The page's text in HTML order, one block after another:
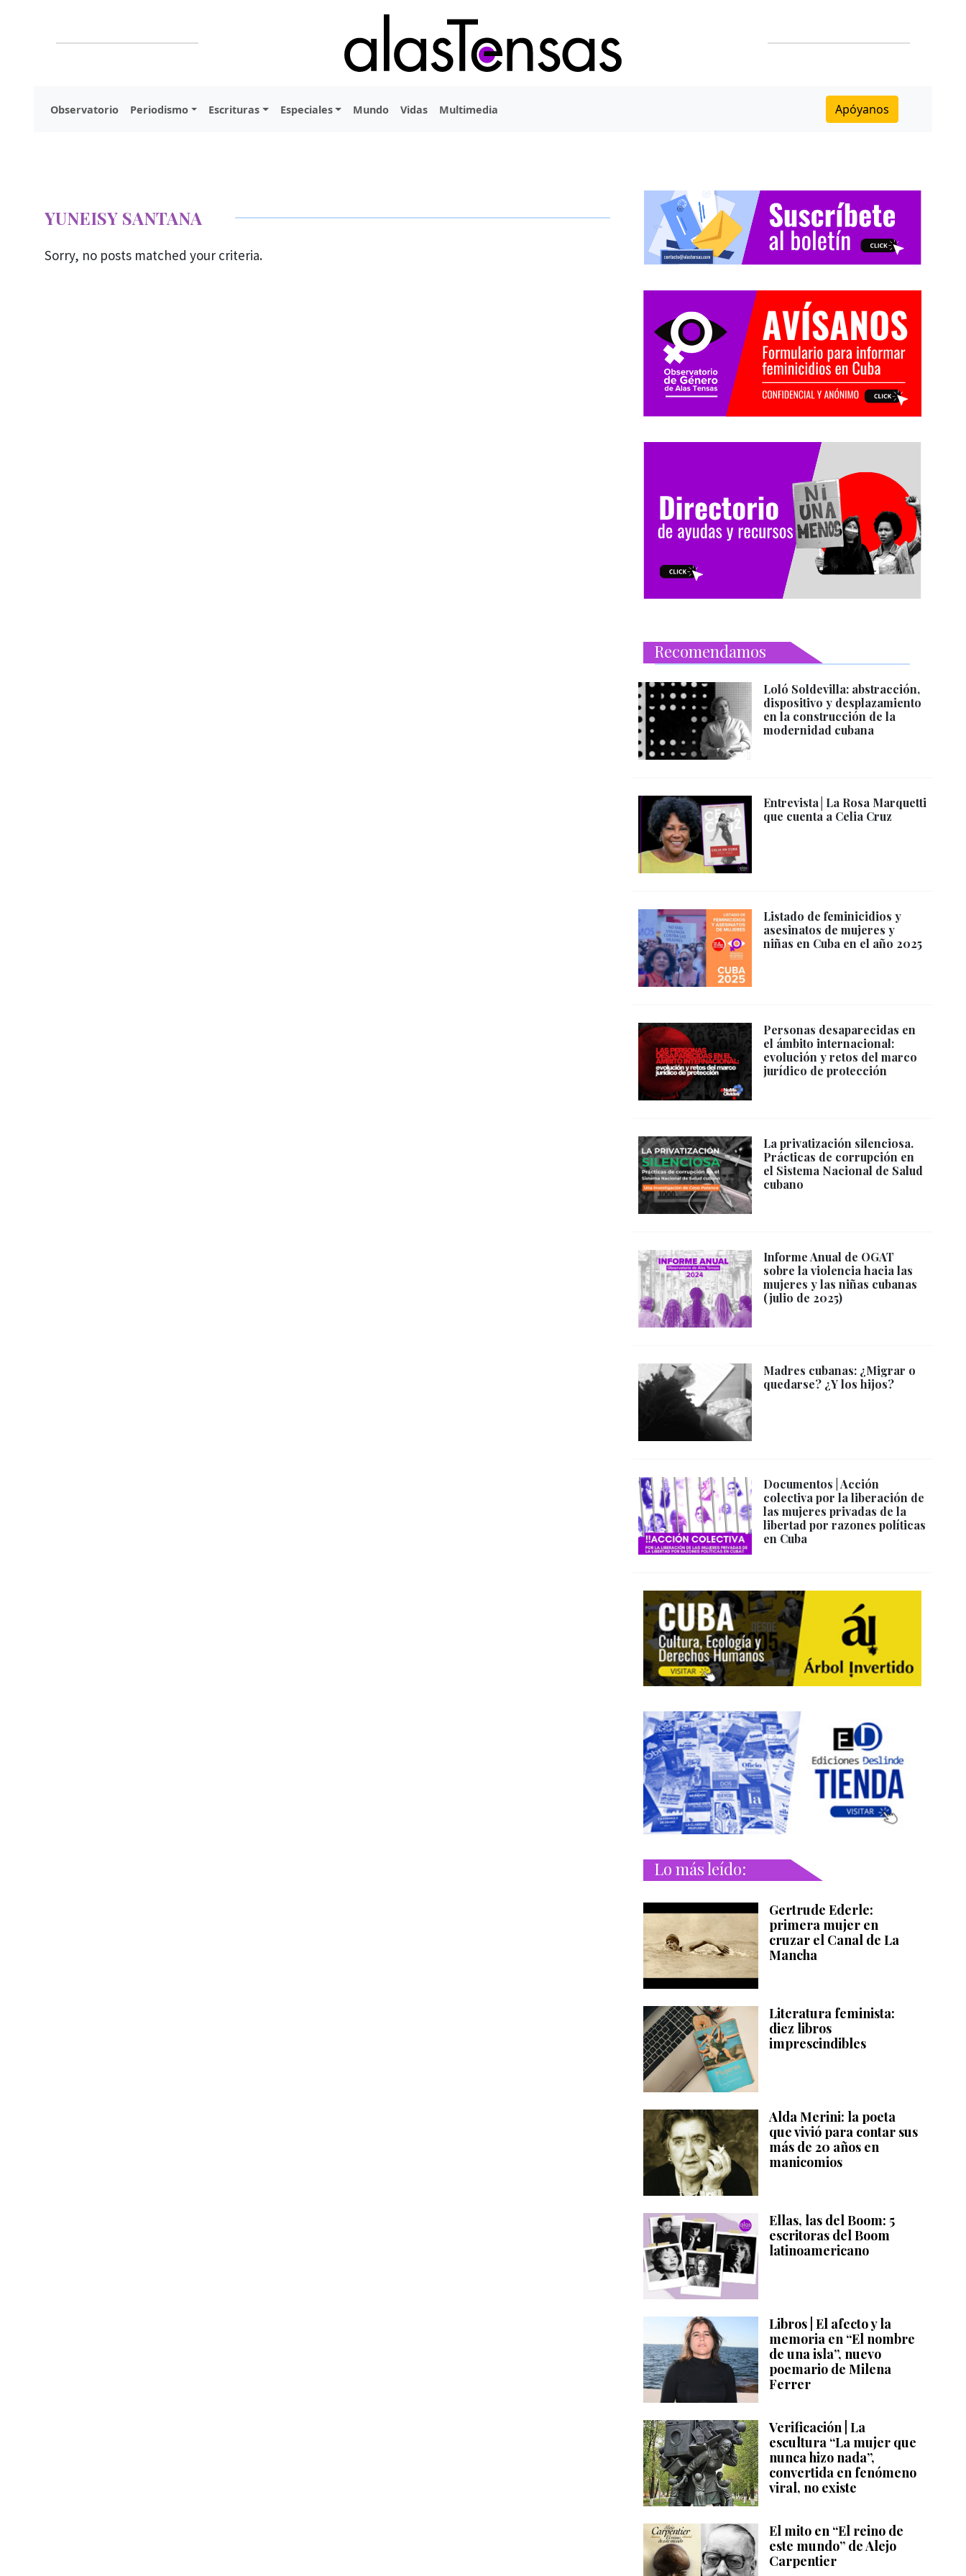
Observatorio Periodismo Escrituras Especiales Mundo Vidas Multimedia Apóyanos
YUNEISY SANTANA
Sorry, no posts matched your criteria.
Recomendamos
Loló Soldevilla: abstracción,
dispositivo y desplazamiento
en la construcción de la
modernidad cubana
Entrevista│La Rosa Marquetti
que cuenta a Celia Cruz
Listado de feminicidios y
asesinatos de mujeres y
niñas en Cuba en el año 2025
Personas desaparecidas en
el ámbito internacional:
evolución y retos del marco
jurídico de protección
La privatización silenciosa.
Prácticas de corrupción en
el Sistema Nacional de Salud
cubano
Informe Anual de OGAT
sobre la violencia hacia las
mujeres y las niñas cubanas
(julio de 2025)
Madres cubanas: ¿Migrar o
quedarse? ¿Y los hijos?
Documentos | Acción
colectiva por la liberación de
las mujeres privadas de la
libertad por razones políticas
en Cuba
Lo más leído:
Gertrude Ederle:
primera mujer en
cruzar el Canal de La
Mancha
Literatura feminista:
diez libros
imprescindibles
Alda Merini: la poeta
que vivió para contar sus
más de 20 años en
manicomios
Ellas, las del Boom: 5
escritoras del Boom
latinoamericano
Libros | El afecto y la
memoria en “El nombre
de una isla”, nuevo
poemario de Milena
Ferrer
Verificación | La
escultura “La mujer que
nunca hizo nada”,
convertida en fenómeno
viral, no existe
El mito en “El reino de
este mundo” de Alejo
Carpentier